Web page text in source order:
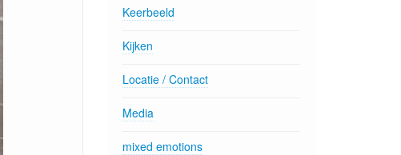
Keerbeeld
Kijken
Locatie / Contact
Media
mixed emotions